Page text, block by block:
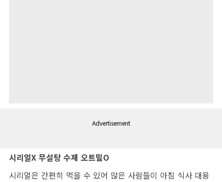
Advertisement
시리얼X 무설탕 수제 오트밀O
시리얼은 간편히 먹을 수 있어 많은 사람들이 아침 식사 대용